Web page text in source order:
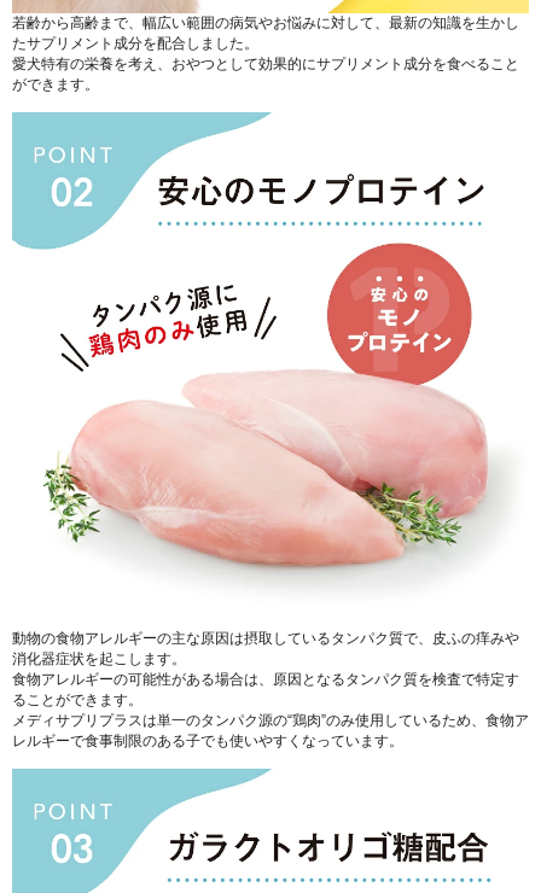
若齢から高齢まで、幅広い範囲の病気やお悩みに対して、最新の知識を生かし
たサプリメント成分を配合しました。
愛犬特有の栄養を考え、おやつとして効果的にサプリメント成分を食べること
ができます。
動物の食物アレルギーの主な原因は摂取しているタンパク質で、皮ふの痒みや
消化器症状を起こします。
食物アレルギーの可能性がある場合は、原因となるタンパク質を検査で特定す
ることができます。
メディサプリプラスは単一のタンパク源の“鶏肉”のみ使用しているため、食物ア
レルギーで食事制限のある子でも使いやすくなっています。